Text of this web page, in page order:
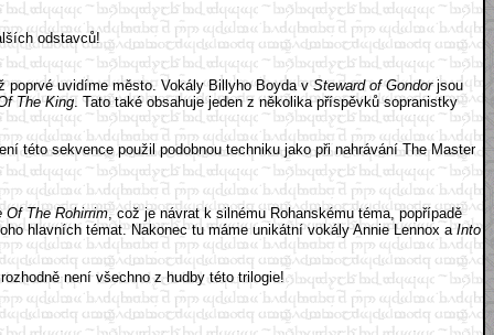
odstavců!
poprvé uvidíme město. Vokály Billyho Boyda vSteward of Gondorjsou
The King. Tato také obsahuje jeden z několika příspěvků sopranistky
této sekvence použil podobnou techniku jako při nahrávání The Master
Of The Rohirrim, což je návrat k silnému Rohanskému téma, popřípadě
hlavních témat. Nakonec tu máme unikátní vokály Annie Lennox aInto
není všechno z hudby této trilogie!